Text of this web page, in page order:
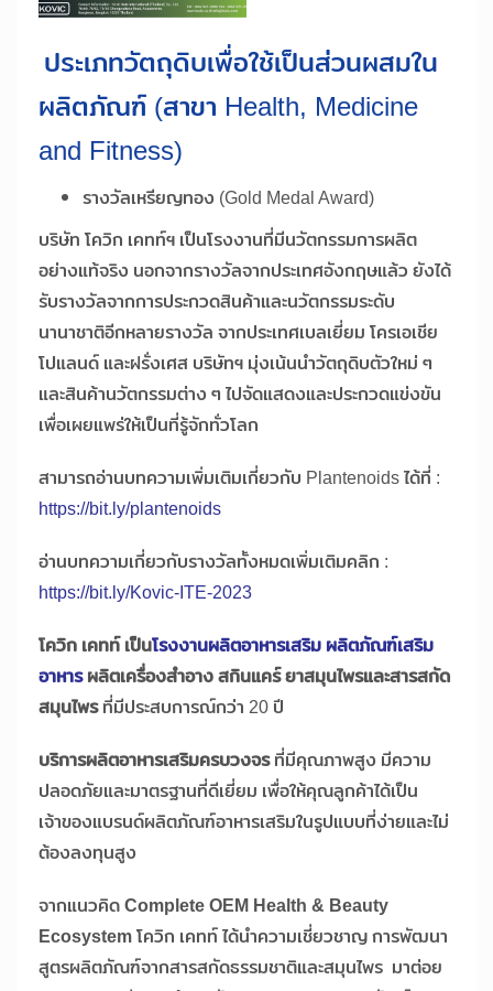
ประเภทวัตถุดิบเพื่อใช้เป็นส่วนผสมใน
ผลิตภัณฑ์ (สาขา Health, Medicine
and Fitness)
รางวัลเหรียญทอง (Gold Medal Award)
บริษัท โควิก เคทท์ฯ เป็นโรงงานที่มีนวัตกรรมการผลิต
อย่างแท้จริง นอกจากรางวัลจากประเทศอังกฤษแล้ว ยังได้
รับรางวัลจากการประกวดสินค้าและนวัตกรรมระดับ
นานาชาติอีกหลายรางวัล จากประเทศเบลเยี่ยม โครเอเชีย
โปแลนด์ และฝรั่งเศส บริษัทฯ มุ่งเน้นนำวัตถุดิบตัวใหม่ ๆ
และสินค้านวัตกรรมต่าง ๆ ไปจัดแสดงและประกวดแข่งขัน
เพื่อเผยแพร่ให้เป็นที่รู้จักทั่วโลก
สามารถอ่านบทความเพิ่มเติมเกี่ยวกับ Plantenoids ได้ที่ :
https://bit.ly/plantenoids
อ่านบทความเกี่ยวกับรางวัลทั้งหมดเพิ่มเติมคลิก :
https://bit.ly/Kovic-ITE-2023
โควิก เคทท์ เป็นโรงงานผลิตอาหารเสริม ผลิตภัณฑ์เสริม
อาหารผลิตเครื่องสำอาง สกินแคร์ ยาสมุนไพรและสารสกัด
สมุนไพรที่มีประสบการณ์กว่า 20 ปี
บริการผลิตอาหารเสริมครบวงจรที่มีคุณภาพสูง มีความ
ปลอดภัยและมาตรฐานที่ดีเยี่ยม เพื่อให้คุณลูกค้าได้เป็น
เจ้าของแบรนด์ผลิตภัณฑ์อาหารเสริมในรูปแบบที่ง่ายและไม่
ต้องลงทุนสูง
จากแนวคิดComplete OEM Health & Beauty
Ecosystemโควิก เคทท์ ได้นำความเชี่ยวชาญ การพัฒนา
สูตรผลิตภัณฑ์จากสารสกัดธรรมชาติและสมุนไพร มาต่อย